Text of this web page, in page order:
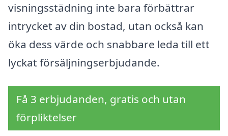
visningsstädning inte bara förbättrar
intrycket av din bostad, utan också kan
öka dess värde och snabbare leda till ett
lyckat försäljningserbjudande.
Få 3 erbjudanden, gratis och utan
förpliktelser